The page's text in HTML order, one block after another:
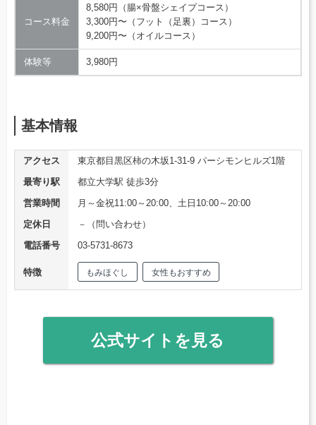
コース料金
8,580円（腸×骨盤シェイプコース）
3,300円〜（フット（足裏）コース）
9,200円〜（オイルコース）
体験等 3,980円
基本情報
アクセス
東京都目黒区柿の木坂1-31-9 パーシモンヒルズ1階
最寄り駅
都立大学駅 徒歩3分
営業時間
月～金祝11:00～20:00、土日10:00～20:00
定休日
－（問い合わせ）
電話番号
03-5731-8673
特徴 もみほぐし 女性もおすすめ
公式サイトを見る